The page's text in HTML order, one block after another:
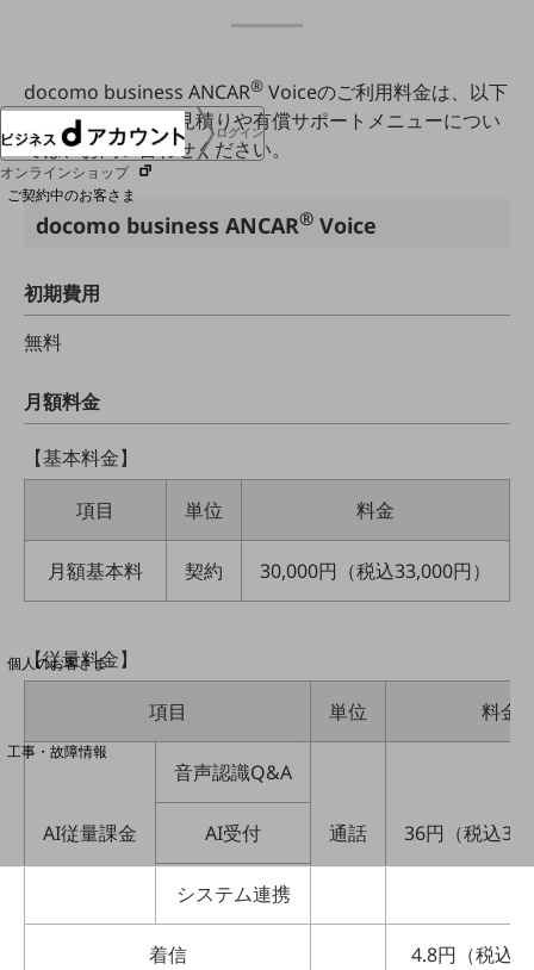
ログイン
オンラインショップ
ご契約中のお客さま
Web明細(ビリングステーション)
料金分析(ご利用料金管理サービス)
個人のお客さま
NTTドコモ
工事・故障情報
お客さまサポートサイト
docomo business ANCAR® Voiceのご利用料金は、以下
のとおりです。お見積りや有償サポートメニューについ
ては、お問い合わせください。
docomo business ANCAR® Voice
初期費用
無料
月額料金
【基本料金】
項目
単位 料金
月額基本料 契約 30,000円（税込33,000円）
【従量料金】
項目
単位 料金
AI従量課金
音声認識Q&A
通話 36円（税込
AI受付
システム連携
着信 4.8円（税込